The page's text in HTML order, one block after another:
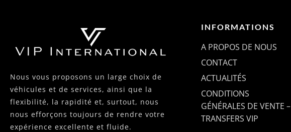
Nous vous proposons un large choix de
véhicules et de services, ainsi que la
flexibilité, la rapidité et, surtout, nous
nous efforçons toujours de rendre votre
expérience excellente et fluide.
INFORMATIONS
A PROPOS DE NOUS
CONTACT
ACTUALITÉS
CONDITIONS
GÉNÉRALES DE VENTE –
TRANSFERS VIP